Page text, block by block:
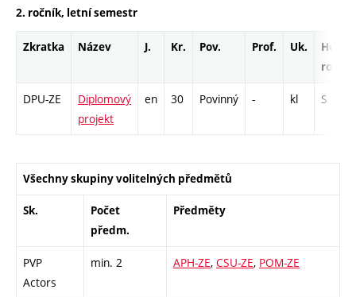
2. ročník, letní semestr
Zkratka Název J. Kr. Pov. Prof. Uk.
Hod.
rozsah
DPU-ZE
Diplomový
projekt
en 30 Povinný - kl S - 120
Všechny skupiny volitelných předmětů
Sk.
Počet
předm.
Předměty
PVP
Actors
min. 2 APH-ZE, CSU-ZE, POM-ZE